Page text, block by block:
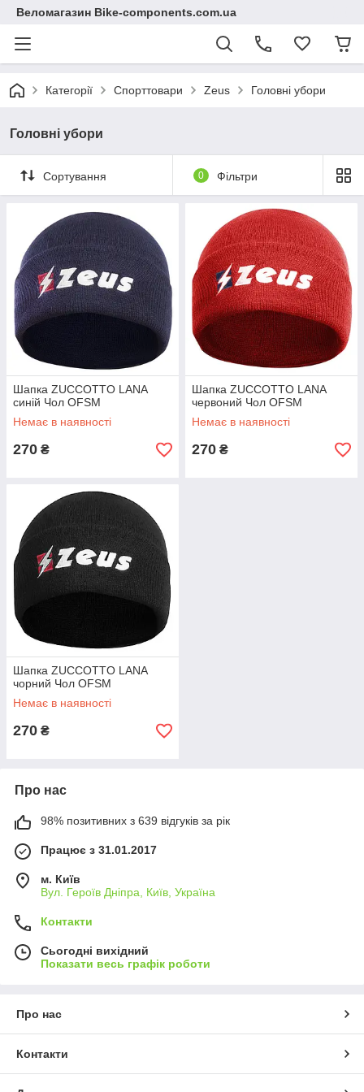
Веломагазин Bike-components.com.ua
Категорії Спорттовари Zeus Головні убори
Головні убори
Сортування 0 Фільтри
Шапка ZUCCOTTO LANA
синій Чол OFSM
Немає в наявності
270 ₴
Шапка ZUCCOTTO LANA
червоний Чол OFSM
Немає в наявності
270 ₴
Шапка ZUCCOTTO LANA
чорний Чол OFSM
Немає в наявності
270 ₴
Про нас
98% позитивних з 639 відгуків за рік
Працює з 31.01.2017
м. Київ
Вул. Героїв Дніпра, Київ, Україна
Контакти
Сьогодні вихідний
Показати весь графік роботи
Про нас
Контакти